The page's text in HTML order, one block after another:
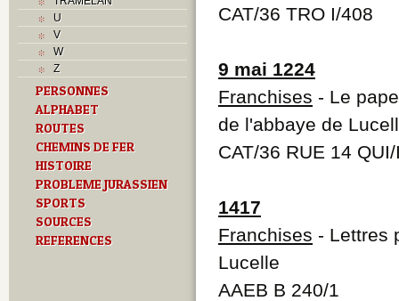
U
V
W
Z
PERSONNES
ALPHABET
ROUTES
CHEMINS DE FER
HISTOIRE
PROBLEME JURASSIEN
SPORTS
SOURCES
REFERENCES
CAT/36 TRO I/408
9 mai 1224
Franchises - Le
de l'abbaye de
CAT/36 RUE 14
1417
Franchises - Lettres
Lucelle
AAEB B 240/1